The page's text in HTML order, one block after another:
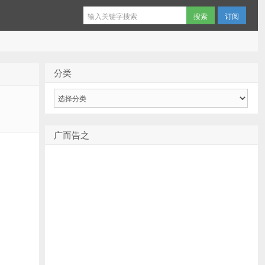
订阅
分类
广而告之